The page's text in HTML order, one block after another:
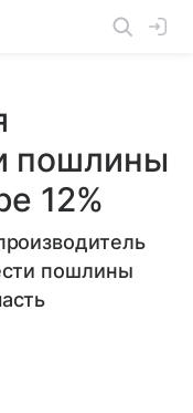
пошлины
12%
пошлины